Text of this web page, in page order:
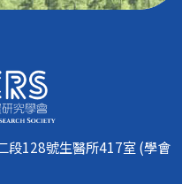
段128號生醫所417室 (學會